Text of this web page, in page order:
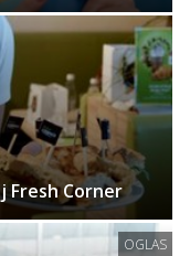
Fresh Corner
OGLAS